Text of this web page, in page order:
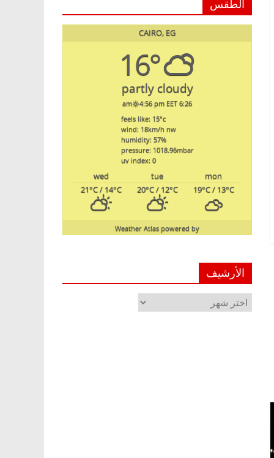
الطقس
CAIRO, EG
16°
partly cloudy
6:26 am
4:56 pm EET
feels like: 15°c
wind: 18km/h nw
humidity: 57%
pressure: 1018.96mbar
uv index: 0
mon
tue
wed
19°C/ 13°C
20°C/ 12°C
21°C/ 14°C
powered by
Weather Atlas
الأرشيف
الأرشيف